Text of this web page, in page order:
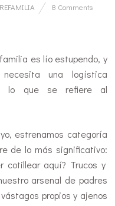
REFAMILIA 8 Comments
es lío estupendo, y
una logística
lo que se refiere al
estrenamos categoría
de lo más significativo:
cotillear aquí? Trucos y
arsenal de padres
propios y ajenos